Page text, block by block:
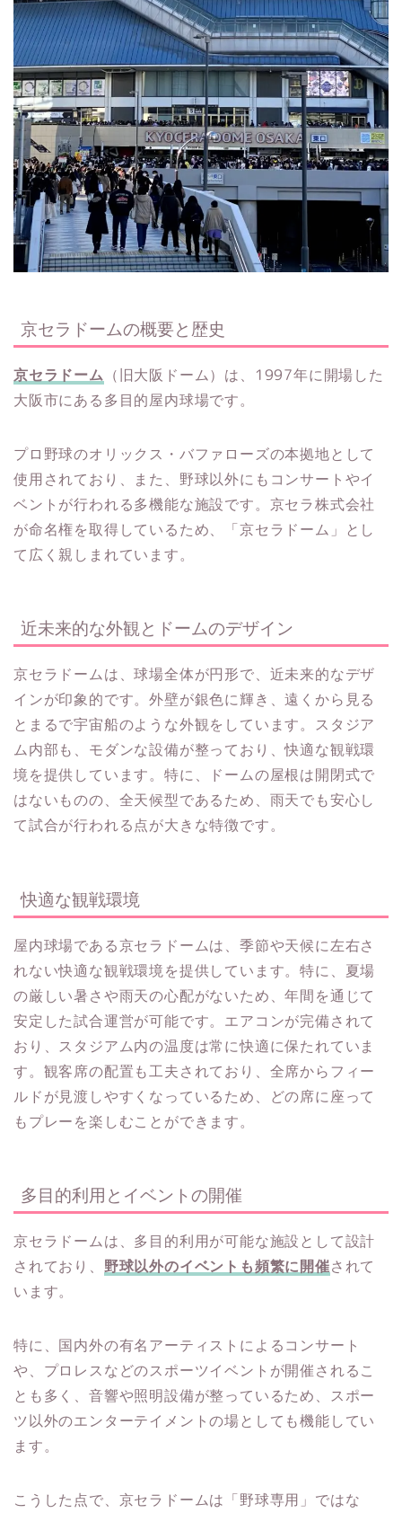
京セラドームの概要と歴史
京セラドーム （旧大阪ドーム）は、1997年に開場した
大阪市にある多目的屋内球場です。
プロ野球のオリックス・バファローズの本拠地として
使用されており、また、野球以外にもコンサートやイ
ベントが行われる多機能な施設です。京セラ株式会社
が命名権を取得しているため、「京セラドーム」とし
て広く親しまれています。
近未来的な外観とドームのデザイン
京セラドームは、球場全体が円形で、近未来的なデザ
インが印象的です。外壁が銀色に輝き、遠くから見る
とまるで宇宙船のような外観をしています。スタジア
ム内部も、モダンな設備が整っており、快適な観戦環
境を提供しています。特に、ドームの屋根は開閉式で
はないものの、全天候型であるため、雨天でも安心し
て試合が行われる点が大きな特徴です。
快適な観戦環境
屋内球場である京セラドームは、季節や天候に左右さ
れない快適な観戦環境を提供しています。特に、夏場
の厳しい暑さや雨天の心配がないため、年間を通じて
安定した試合運営が可能です。エアコンが完備されて
おり、スタジアム内の温度は常に快適に保たれていま
す。観客席の配置も工夫されており、全席からフィー
ルドが見渡しやすくなっているため、どの席に座って
もプレーを楽しむことができます。
多目的利用とイベントの開催
京セラドームは、多目的利用が可能な施設として設計
されており、 野球以外のイベントも頻繁に開催されて
います。
特に、国内外の有名アーティストによるコンサート
や、プロレスなどのスポーツイベントが開催されるこ
とも多く、音響や照明設備が整っているため、スポー
ツ以外のエンターテイメントの場としても機能してい
ます。
こうした点で、京セラドームは「野球専用」ではな